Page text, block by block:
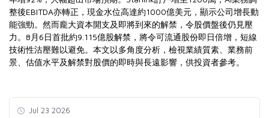
整後EBITDA亦轉正，現金水位高達約1000億美元，顯示公司增長動
能強勁。然而龐大資本開支及即將到來的解禁，令股價盤後仍見壓
力。8月6日首批約9.115億股解禁，將令可流通股份即日倍增，短線
技術性沽壓難以避免。本文以多角度分析，檢視業績質素、業務前
景、估值水平及解禁對股價的即時與長遠影響，供投資者參考。
Jul 23 2026